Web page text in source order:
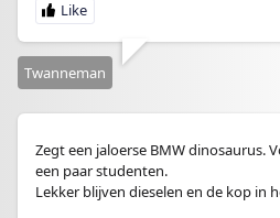
Twanneman
Zegt een jaloerse BMW dinosaurus.
een paar studenten.
Lekker blijven dieselen en de kop in